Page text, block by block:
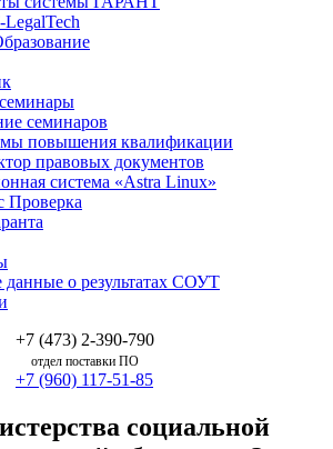
семинаров
повышения квалификации
правовых документов
система «Astra Linux»
Проверка
о результатах СОУТ
+7 (473) 2-390-790
отдел поставки ПО
+7 (960) 117-51-85
социальной